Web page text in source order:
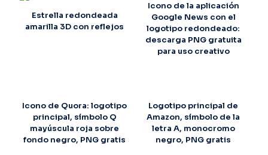
Estrella redondeada
amarilla 3D con reflejos
Icono de la aplicación
Google News con el
logotipo redondeado:
descarga PNG gratuita
para uso creativo
Icono de Quora: logotipo
principal, símbolo Q
mayúscula roja sobre
fondo negro, PNG gratis
Logotipo principal de
Amazon, símbolo de la
letra A, monocromo
negro, PNG gratis